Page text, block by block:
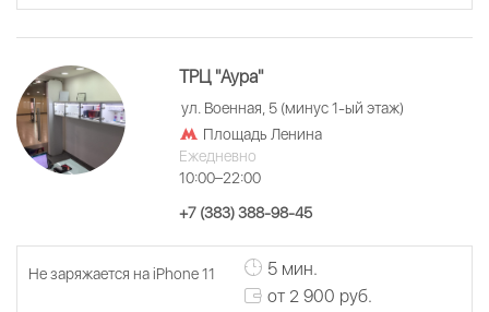
ТРЦ "Аура"
ул. Военная, 5 (минус 1-ый этаж)
Площадь Ленина
Ежедневно
10:00–22:00
+7 (383) 388-98-45
Не заряжается на iPhone 11
5 мин.
от 2 900 руб.